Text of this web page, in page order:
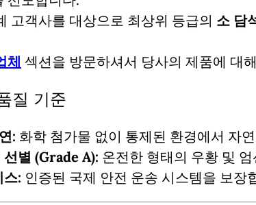
고객사를 대상으로 최상위 등급의 소 담
체 섹션을 방문하셔서 당사의 제품에 대
질 기준
: 화학 첨가물 없이 통제된 환경에서 자
선별 (Grade A): 온전한 형태의 우황 및
스: 인증된 국제 안전 운송 시스템을 보장